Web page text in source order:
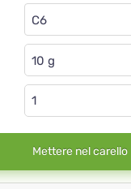
Globuli
C6
Globuli
Mettere nel carello